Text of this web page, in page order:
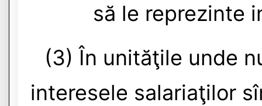
să le reprezinte
(3) În unităţile unde
interesele salariaţilor